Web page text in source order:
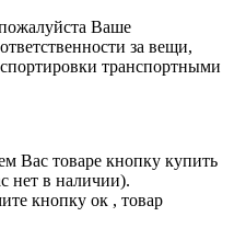
Ваше
за вещи,
транспортными
Вас товаре кнопку купить
нет в наличии).
кнопку ок , товар